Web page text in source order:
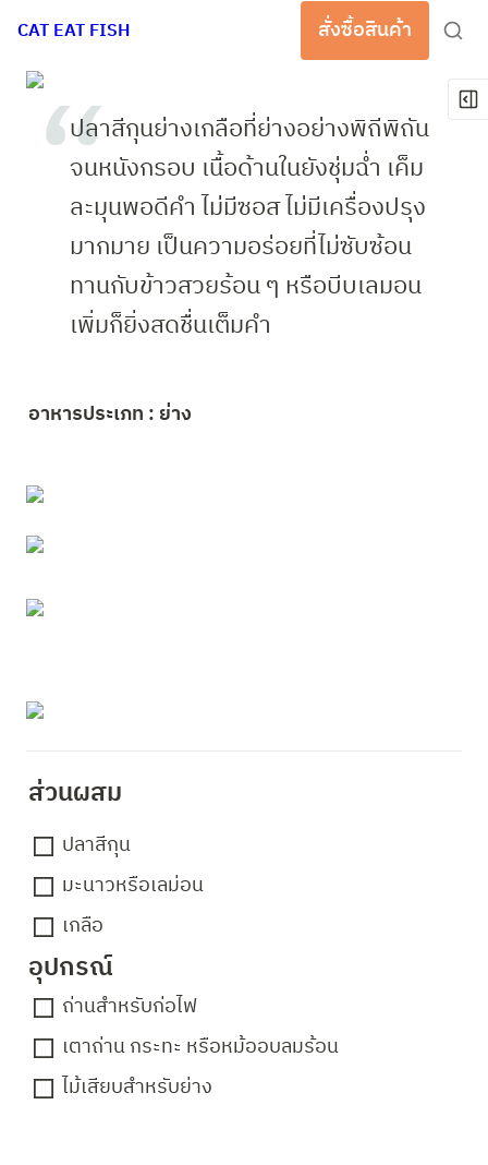
CAT EAT FISH สั่งซื้อสินค้า
ปลาสีกุนย่างเกลือที่ย่างอย่างพิถีพิถัน
จนหนังกรอบ เนื้อด้านในยังชุ่มฉ่ำ เค็ม
ละมุนพอดีคำ ไม่มีซอส ไม่มีเครื่องปรุง
มากมาย เป็นความอร่อยที่ไม่ซับซ้อน
ทานกับข้าวสวยร้อน ๆ หรือบีบเลมอน
เพิ่มก็ยิ่งสดชื่นเต็มคำ
อาหารประเภท : ย่าง
ส่วนผสม
ปลาสีกุน
มะนาวหรือเลม่อน
เกลือ
อุปกรณ์
ถ่านสำหรับก่อไฟ
เตาถ่าน กระทะ หรือหม้ออบลมร้อน
ไม้เสียบสำหรับย่าง